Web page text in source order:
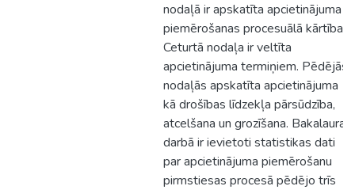
nodaļā ir apskatīta apcietinājuma
piemērošanas procesuālā kārtība.
Ceturtā nodaļa ir veltīta
apcietinājuma termiņiem. Pēdējās
nodaļās apskatīta apcietinājuma
kā drošības līdzekļa pārsūdzība,
atcelšana un grozīšana. Bakalaura
darbā ir ievietoti statistikas dati
par apcietinājuma piemērošanu
pirmstiesas procesā pēdējo trīs